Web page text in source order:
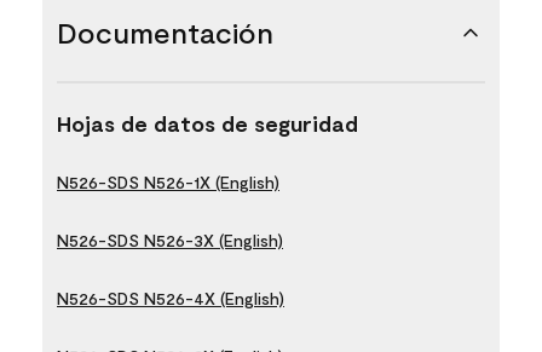
Documentación
Hojas de datos de seguridad
N526-SDS N526-1X (English)
N526-SDS N526-3X (English)
N526-SDS N526-4X (English)